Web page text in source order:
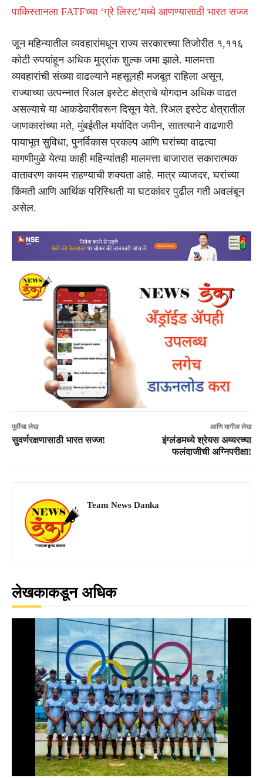
पाकिस्तानला FATFच्या ‘ग्रे लिस्ट’मध्ये आणण्यासाठी भारत सज्ज
जून महिन्यातील व्यवहारांमधून राज्य सरकारच्या तिजोरीत १,११६
कोटी रुपयांहून अधिक मुद्रांक शुल्क जमा झाले. मालमत्ता
व्यवहारांची संख्या वाढल्याने महसूलही मजबूत राहिला असून,
राज्याच्या उत्पन्नात रिअल इस्टेट क्षेत्राचे योगदान अधिक वाढत
असल्याचे या आकडेवारीवरून दिसून येते. रिअल इस्टेट क्षेत्रातील
जाणकारांच्या मते, मुंबईतील मर्यादित जमीन, सातत्याने वाढणारी
पायाभूत सुविधा, पुनर्विकास प्रकल्प आणि घरांच्या वाढत्या
मागणीमुळे येत्या काही महिन्यांतही मालमत्ता बाजारात सकारात्मक
वातावरण कायम राहण्याची शक्यता आहे. मात्र व्याजदर, घरांच्या
किंमती आणि आर्थिक परिस्थिती या घटकांवर पुढील गती अवलंबून
असेल.
पूर्वीचा लेख
सुवर्णरक्षणासाठी भारत सज्ज!
आणि मागील लेख
इंग्लंडमध्ये श्रेयस अय्यरच्या
फलंदाजीची अग्निपरीक्षा!
Team News Danka
लेखकाकडून अधिक